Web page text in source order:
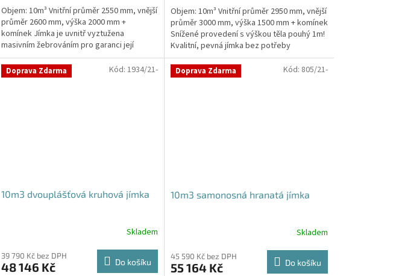
Objem: 10m³ Vnitřní průměr 2550 mm, vnější
průměr 2600 mm, výška 2000 mm +
komínek Jímka je uvnitř vyztužena
masivním žebrováním pro garanci její
samonosnosti.Kvalitní, pevná...
Objem: 10m³ Vnitřní průměr 2950 mm, vnější
průměr 3000 mm, výška 1500 mm + komínek
Snížené provedení s výškou těla pouhý 1m!
Kvalitní, pevná jímka bez potřeby
obetonování Průměr...
Doprava Zdarma
10m3 dvouplášťová kruhová jímka
Skladem
39 790 Kč bez DPH
48 146 Kč Do košíku
Kód: 1934/21- Doprava Zdarma
10m3 samonosná hranatá jímka
Skladem
45 590 Kč bez DPH
55 164 Kč Do košíku
Kód: 805/21-